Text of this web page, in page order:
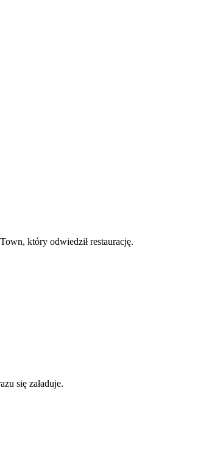
który odwiedził restaurację.
się załaduje.